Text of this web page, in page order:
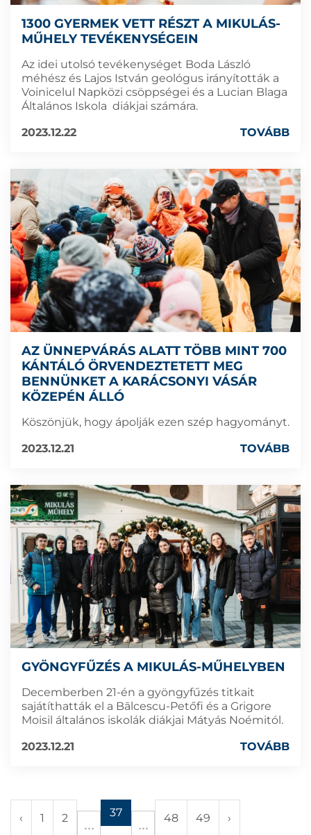
1300 GYERMEK VETT RÉSZT A MIKULÁS-
MŰHELY TEVÉKENYSÉGEIN
Az idei utolsó tevékenységet Boda László
méhész és Lajos István geológus irányították a
Voinicelul Napközi csöppségei és a Lucian Blaga
Általános Iskola diákjai számára.
2023.12.22
TOVÁBB
AZ ÜNNEPVÁRÁS ALATT TÖBB MINT 700
KÁNTÁLÓ ÖRVENDEZTETETT MEG
BENNÜNKET A KARÁCSONYI VÁSÁR
KÖZEPÉN ÁLLÓ
Köszönjük, hogy ápolják ezen szép hagyományt.
2023.12.21
TOVÁBB
GYÖNGYFŰZÉS A MIKULÁS-MŰHELYBEN
Decemberben 21-én a gyöngyfűzés titkait
sajátíthatták el a Bālcescu-Petőfi és a Grigore
Moisil általános iskolák diákjai Mátyás Noémitól.
2023.12.21
TOVÁBB
‹ 1 2 37 48 49 ›